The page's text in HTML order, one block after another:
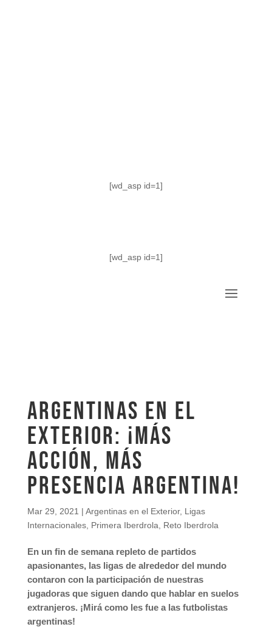
[wd_asp id=1]
[wd_asp id=1]
Argentinas en el
exterior: ¡Más
acción, más
presencia argentina!
Mar 29, 2021 | Argentinas en el Exterior, Ligas
Internacionales, Primera Iberdrola Reto Iberdrola
En un fin de semana repleto de partidos
apasionantes, las ligas de alrededor del mundo
contaron con la participación de nuestras
jugadoras que siguen dando que hablar en suelos
extranjeros. ¡Mirá como les fue a las futbolistas
argentinas!